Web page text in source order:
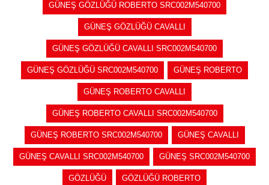
GÜNEŞ GÖZLÜĞÜ ROBERTO SRC002M540700
GÜNEŞ GÖZLÜĞÜ CAVALLI
GÜNEŞ GÖZLÜĞÜ CAVALLI SRC002M540700
GÜNEŞ GÖZLÜĞÜ SRC002M540700 GÜNEŞ ROBERTO
GÜNEŞ ROBERTO CAVALLI
GÜNEŞ ROBERTO CAVALLI SRC002M540700
GÜNEŞ ROBERTO SRC002M540700 GÜNEŞ CAVALLI
GÜNEŞ CAVALLI SRC002M540700 GÜNEŞ SRC002M540700
GÖZLÜĞÜ GÖZLÜĞÜ ROBERTO